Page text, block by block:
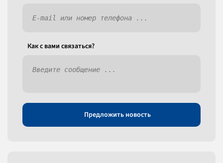
Как c вами связаться?
Предложить новость